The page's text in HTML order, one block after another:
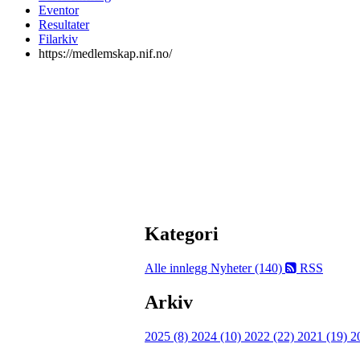
Eventor
Resultater
Filarkiv
https://medlemskap.nif.no/
Kategori
Alle innlegg Nyheter (140) RSS
Arkiv
2025 (8) 2024 (10) 2022 (22) 2021 (19)